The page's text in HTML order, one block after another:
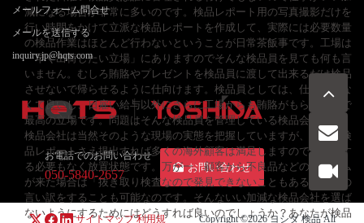
減になる場合が非常に多いのです。検品レポート用の写真撮影だけを
行い時間をかけて立派な検品レポートを作成して、実際には必要数量
の検品作業はほとんど行わないということが日常茶飯事です。工場は
「早く出荷したい立場」にありますのでそんな検品員を見ても何も言
いません。むしろ賄賂やプレゼントを検品員に渡して出来るだけ検品
させないで帰らせるように仕向けます。検品員としては、仕事はしな
くて良いし、日雇い給与以外にさらに工場からも賄賂がもらえるので
最高の立場です。問題はそんな検品員を管理している検品会社です。
検品会社は当然そのような現場の実態を把握していますが、立派な検
品レポートさえ提出すれば多くの海外顧客は満足しますので、改善す
る必要もなく放置状態です。万が一、顧客から不良品などのクレーム
が来た場合は「抜き取り検査なので発見できないこともある」などの
言い訳をすることも可能なのです。そんないい加減な検品会社を選ば
ないようにするためにはどうすれば良いのでしょうか？あなたが検品
メールフォーム問合せ
メールを送信する
inquiry.jp@hqts.com
お電話でのお問い合わせ
050-5840-2657
お問い合わせ
サイトマップ 利用規 Copyright ©2026ヨシダ 検品All